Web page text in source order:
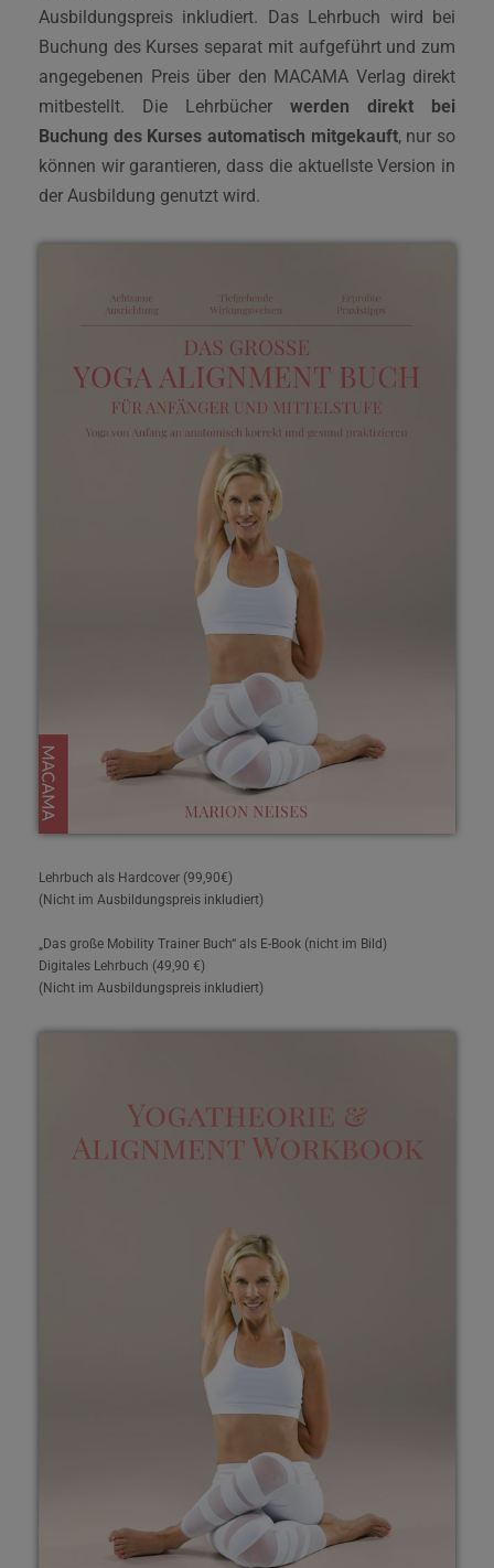
Ausbildungspreis inkludiert. Das Lehrbuch wird bei
Buchung des Kurses separat mit aufgeführt und zum
angegebenen Preis über den MACAMA Verlag direkt
mitbestellt. Die Lehrbücher werden direkt bei
Buchung des Kurses automatisch mitgekauft, nur so
können wir garantieren, dass die aktuellste Version in
der Ausbildung genutzt wird.
Lehrbuch als Hardcover (99,90€)
(Nicht im Ausbildungspreis inkludiert)
„Das große Mobility Trainer Buch“ als E-Book (nicht im Bild)
Digitales Lehrbuch (49,90 €)
(Nicht im Ausbildungspreis inkludiert)